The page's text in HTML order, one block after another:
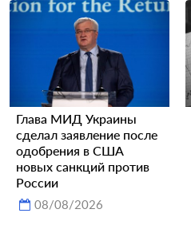
Глава МИД Украины
сделал заявление после
одобрения в США
новых санкций против
России
08/08/2026